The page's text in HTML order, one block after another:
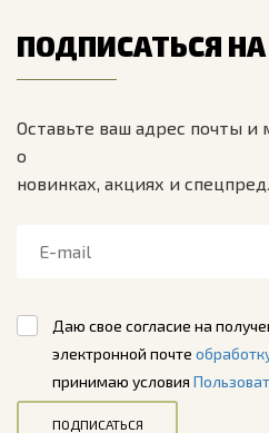
ПОДПИСАТЬСЯ
Оставьте ваш адрес почты
о
новинках, акциях и
Даю свое согласие на
электронной почте
принимаю условия
ПОДПИСАТЬСЯ